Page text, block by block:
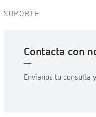
SOPORTE
Contacta con
Envíanos tu consulta